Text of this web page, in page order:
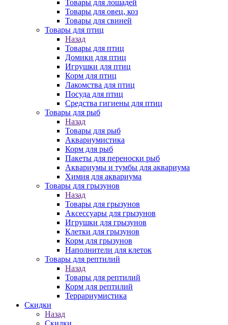
Товары для лошадей
Товары для овец, коз
Товары для свиней
Товары для птиц
Назад
Товары для птиц
Домики для птиц
Игрушки для птиц
Корм для птиц
Лакомства для птиц
Посуда для птиц
Средства гигиены для птиц
Товары для рыб
Назад
Товары для рыб
Аквариумистика
Корм для рыб
Пакеты для переноски рыб
Аквариумы и тумбы для аквариума
Химия для аквариума
Товары для грызунов
Назад
Товары для грызунов
Аксессуары для грызунов
Игрушки для грызунов
Клетки для грызунов
Корм для грызунов
Наполнители для клеток
Товары для рептилий
Назад
Товары для рептилий
Корм для рептилий
Террариумистика
Скидки
Назад
Скидки